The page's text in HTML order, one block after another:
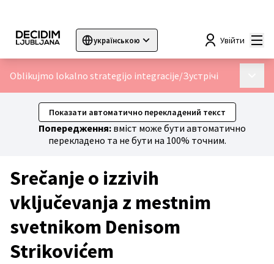
українською
Sprache wählenChoose language Choisir la langue
Увійти
Oblikujmo lokalno strategijo integracije/Зустрічі
Показати автоматично перекладений текст
Попередження:вміст може бути автоматично
перекладено та не бути на 100% точним.
Srečanje o izzivih
vključevanja z mestnim
svetnikom Denisom
Strikovićem